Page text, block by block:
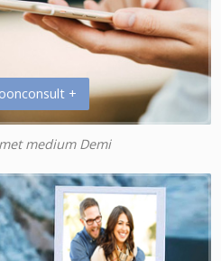
+
medium Demi